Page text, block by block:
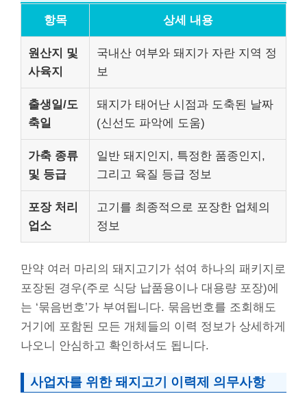
항목 상세 내용
원산지 및
사육지
국내산 여부와 돼지가 자란 지역 정
보
출생일/도
축일
돼지가 태어난 시점과 도축된 날짜
(신선도 파악에 도움)
가축 종류
및 등급
일반 돼지인지, 특정한 품종인지,
그리고 육질 등급 정보
포장 처리
업소
고기를 최종적으로 포장한 업체의
정보
만약 여러 마리의 돼지고기가 섞여 하나의 패키지로
포장된 경우(주로 식당 납품용이나 대용량 포장)에
는 ‘묶음번호’가 부여됩니다. 묶음번호를 조회해도
거기에 포함된 모든 개체들의 이력 정보가 상세하게
나오니 안심하고 확인하셔도 됩니다.
사업자를 위한 돼지고기 이력제 의무사항